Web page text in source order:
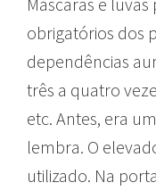
obrigatórios dos
dependências
três a quatro
etc. Antes, era
lembra. O
utilizado. Na